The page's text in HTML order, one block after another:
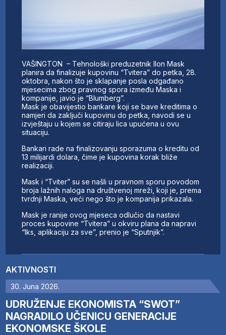
AKTIVNOSTI
30. Juna 2026.
UDRUŽENJE EKONOMISTA “SWOT”
NAGRADILO UČENICU GENERACIJE
EKONOMSKE ŠKOLE
VAŠINGTON – Tehnološki preduzetnik Ilon Mask
planira da finalizuje kupovinu “Tvitera” do petka, 28.
oktobra, nakon što je sklapanje posla odgađano
mjesecima zbog pravnog spora između Maska i
kompanije, javio je “Blumberg”.
Mask je obavijestio bankare koji se bave kreditima o
namjeri da zaključi kupovinu do petka, navodi se u
izvještaju u kojem se citiraju lica upućena u ovu
situaciju.
Bankari rade na finalizovanju sporazuma o kreditu od
13 milijardi dolara, čime je kupovina korak bliže
realizaciji.
Mask i “Tviter” su se našli u pravnom sporu povodom
broja lažnih naloga na društvenoj mreži, koji je, prema
tvrdnji Maska, veći nego što je kompanija prikazala.
Mask je ranije ovog mjeseca odlučio da nastavi
proces kupovine “Tvitera” u okviru plana da napravi
“Iks, aplikaciju za sve”, prenio je “Sputnjik”.